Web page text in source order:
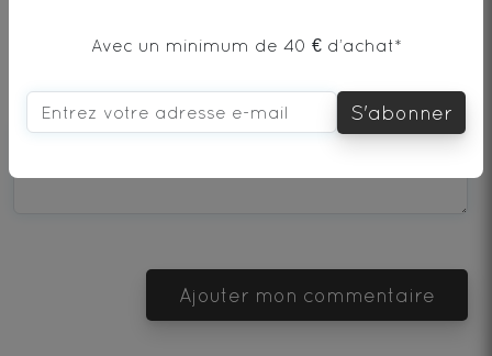
star stars
—
stars
—
stars
—
stars
—
Que pensez-vous de ce thé ?
Ajouter mon commentaire
Avec un minimum de 40 € d’achat*
S'abonner